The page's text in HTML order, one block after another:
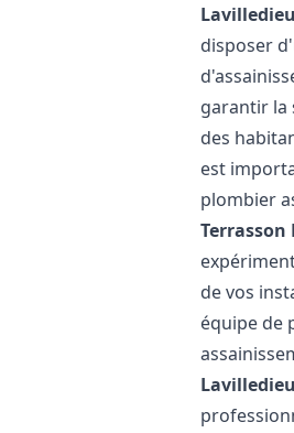
Lavilledieu
disposer
garantir la
des
est
plombier
de vos
équipe de
Lavilledieu